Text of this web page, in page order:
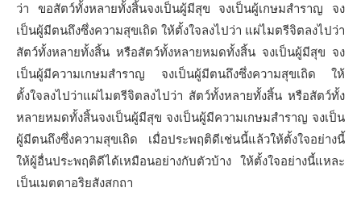
ว่า ขอสัตว์ทั้งหลายทั้งสิ้นจงเป็นผู้มีสุข จงเป็นผู้เกษมสำราญ จง
เป็นผู้มีตนถึงซึ่งความสุขเถิด ให้ตั้งใจลงไปว่า แผ่ไมตรีจิตลงไปว่า
สัตว์ทั้งหลายทั้งสิ้น หรือสัตว์ทั้งหลายหมดทั้งสิ้น จงเป็นผู้มีสุข จง
เป็นผู้มีความเกษมสำราญ จงเป็นผู้มีตนถึงซึ่งความสุขเถิด ให้
ตั้งใจลงไปว่าแผ่ไมตรีจิตลงไปว่า สัตว์ทั้งหลายทั้งสิ้น หรือสัตว์ทั้ง
หลายหมดทั้งสิ้นจงเป็นผู้มีสุข จงเป็นผู้มีความเกษมสำราญ จงเป็น
ผู้มีตนถึงซึ่งความสุขเถิด เมื่อประพฤติดีเช่นนี้แล้วให้ตั้งใจอย่างนี้
ให้ผู้อื่นประพฤติดีได้เหมือนอย่างกับตัวบ้าง ให้ตั้งใจอย่างนี้แหละ
เป็นเมตตาอริยสังสกถา